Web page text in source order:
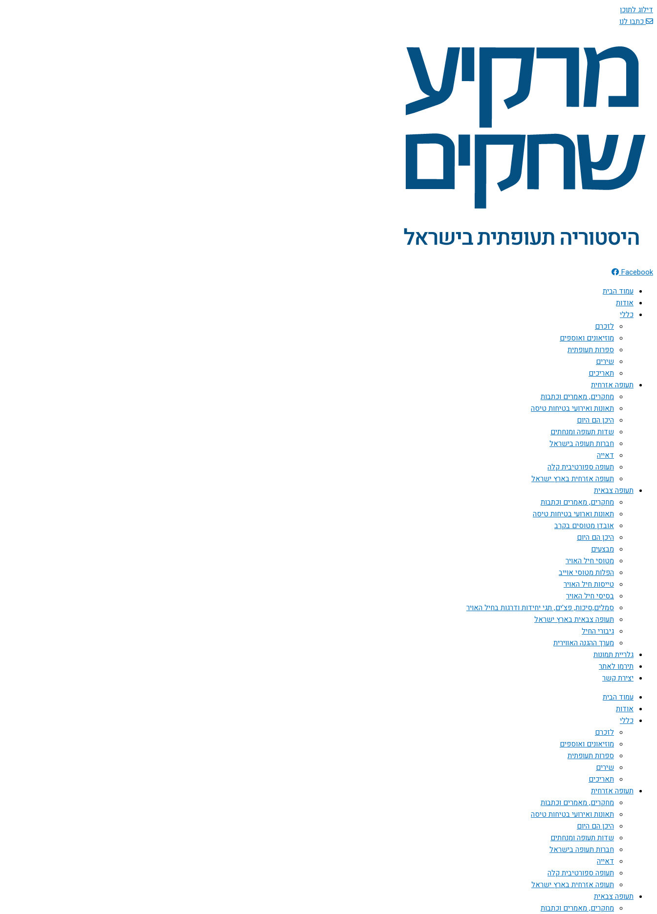
דילוג לתוכן
כתבו לנו
Facebook
עמוד הבית
אודות
כללי
לזכרם
מוזיאונים ואוספים
ספרות תעופתית
שירים
תאריכים
תעופה אזרחית
מחקרים, מאמרים וכתבות
תאונות ואירועי בטיחות טיסה
היכן הם היום
שדות תעופה ומנחתים
חברות תעופה בישראל
דאייה
תעופה ספורטיבית קלה
תעופה אזרחית בארץ ישראל
תעופה צבאית
מחקרים, מאמרים וכתבות
תאונות וארועי בטיחות טיסה
אובדן מטוסים בקרב
היכן הם היום
מבצעים
מטוסי חיל האויר
הפלות מטוסי אוייב
טייסות חיל האויר
בסיסי חיל האויר
סמלים,סיכות, פצ'ים, תגי יחידות ודרגות בחיל האויר
תעופה צבאית בארץ ישראל
גיבורי החיל
מערך ההגנה האווירית
גלריית תמונות
תירמו לאתר
יצירת קשר
עמוד הבית
אודות
כללי
לזכרם
מוזיאונים ואוספים
ספרות תעופתית
שירים
תאריכים
תעופה אזרחית
מחקרים, מאמרים וכתבות
תאונות ואירועי בטיחות טיסה
היכן הם היום
שדות תעופה ומנחתים
חברות תעופה בישראל
דאייה
תעופה ספורטיבית קלה
תעופה אזרחית בארץ ישראל
תעופה צבאית
מחקרים, מאמרים וכתבות